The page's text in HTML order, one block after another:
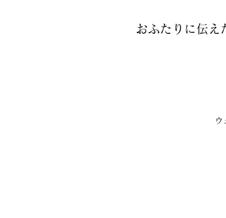
ウ
おふたりに伝え